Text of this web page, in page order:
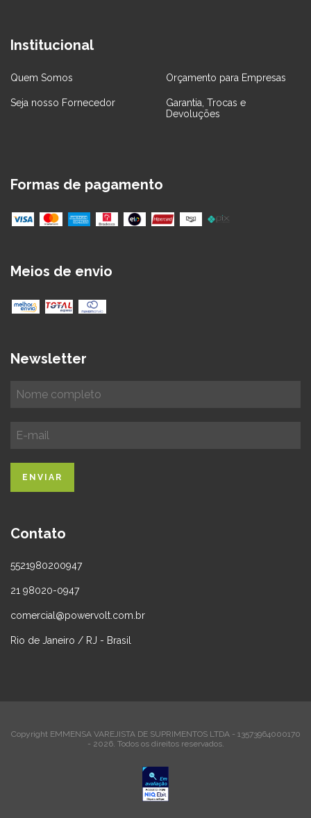
Institucional
Quem Somos Orçamento para Empresas
Seja nosso Fornecedor
Garantia, Trocas e
Devoluções
Formas de pagamento
Meios de envio
Newsletter
Contato
5521980200947
21 98020-0947
comercial@powervolt.com.br
Rio de Janeiro / RJ - Brasil
Copyright EMMENSA VAREJISTA DE SUPRIMENTOS LTDA - 13573964000170
- 2026. Todos os direitos reservados.